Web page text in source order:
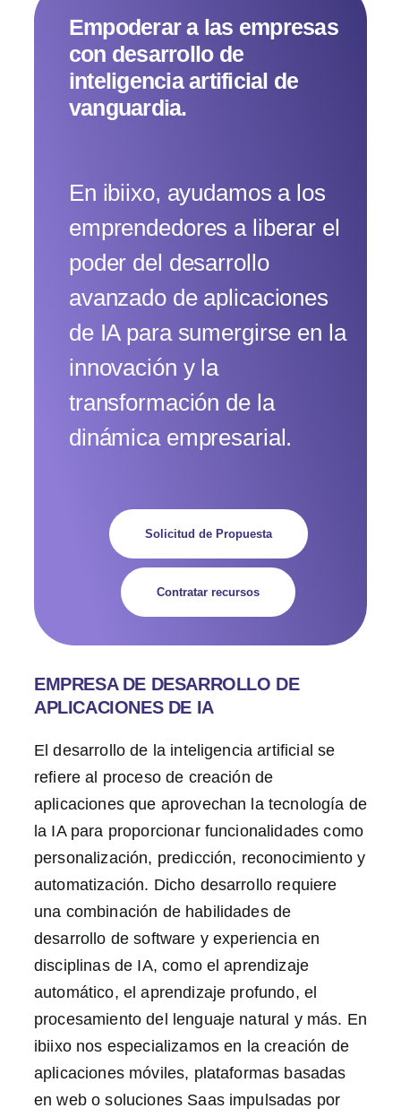
Contratar
Empoderar a las empresas
con desarrollo de
inteligencia artificial de
vanguardia.
En ibiixo, ayudamos a los
emprendedores a liberar el
poder del desarrollo
avanzado de aplicaciones
de IA para sumergirse en la
innovación y la
transformación de la
dinámica empresarial.
Solicitud de Propuesta
Contratar recursos
EMPRESA DE DESARROLLO DE
APLICACIONES DE IA
El desarrollo de la inteligencia artificial se
refiere al proceso de creación de
aplicaciones que aprovechan la tecnología de
la IA para proporcionar funcionalidades como
personalización, predicción, reconocimiento y
automatización. Dicho desarrollo requiere
una combinación de habilidades de
desarrollo de software y experiencia en
disciplinas de IA, como el aprendizaje
automático, el aprendizaje profundo, el
procesamiento del lenguaje natural y más. En
ibiixo nos especializamos en la creación de
aplicaciones móviles, plataformas basadas
en web o soluciones Saas impulsadas por